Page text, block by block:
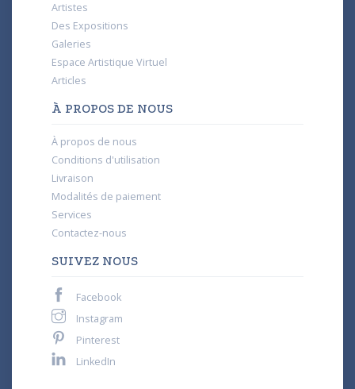
Artistes
Des Expositions
Galeries
Espace Artistique Virtuel
Articles
À PROPOS DE NOUS
À propos de nous
Conditions d'utilisation
Livraison
Modalités de paiement
Services
Contactez-nous
SUIVEZ NOUS
Facebook
Instagram
Pinterest
LinkedIn